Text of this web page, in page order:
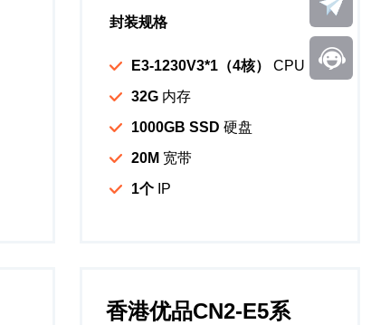
封装规格
E3-1230V3*1（4核）
CPU
32G内存
1000GB SSD 硬盘
20M 宽带
1个IP
香港优品CN2-E5系